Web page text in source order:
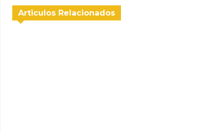
Articulos Relacionados